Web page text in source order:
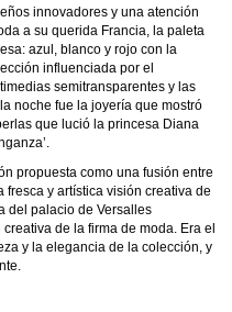
innovadores y una atención
a su querida Francia, la paleta
azul, blanco y rojo con la
influenciada por el
semitransparentes y las
noche fue la joyería que mostró
que lució la princesa Diana
propuesta como una fusión entre
fresca y artística visión creativa de
del palacio de Versalles
de la firma de moda. Era el
y la elegancia de la colección, y